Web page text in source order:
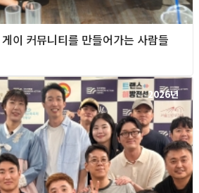
이 커뮤니티를 만들어가는 사람들
2026년